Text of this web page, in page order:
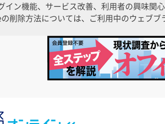
イン機能、サービス改善、利用者の興味
削除方法については、ご利用中のウェブ